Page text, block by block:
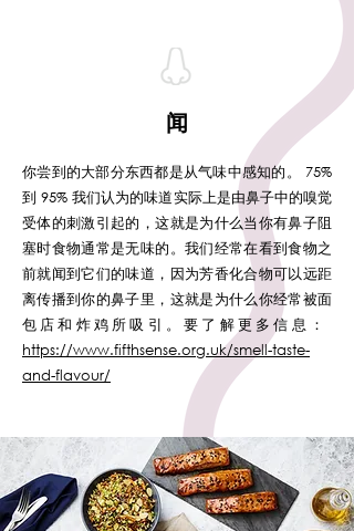
闻
你尝到的大部分东西都是从气味中感知的。 75%
到 95% 我们认为的味道实际上是由鼻子中的嗅觉
受体的刺激引起的，这就是为什么当你有鼻子阻
塞时食物通常是无味的。我们经常在看到食物之
前就闻到它们的味道，因为芳香化合物可以远距
离传播到你的鼻子里，这就是为什么你经常被面
包店和炸鸡所吸引。要了解更多信息：
https://www.fifthsense.org.uk/smell-taste-
and-flavour/